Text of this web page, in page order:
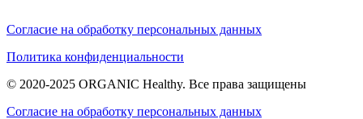
Согласие на обработку персональных данных
Политика конфиденциальности
© 2020-2025 ORGANIC Healthy. Все права защищены
Согласие на обработку персональных данных